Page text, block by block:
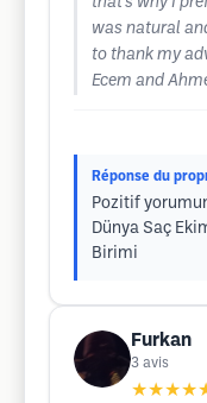
was natural
to thank my
Ecem and
Réponse du
Pozitif
Dünya Saç
Birimi
Furkan
3 avis